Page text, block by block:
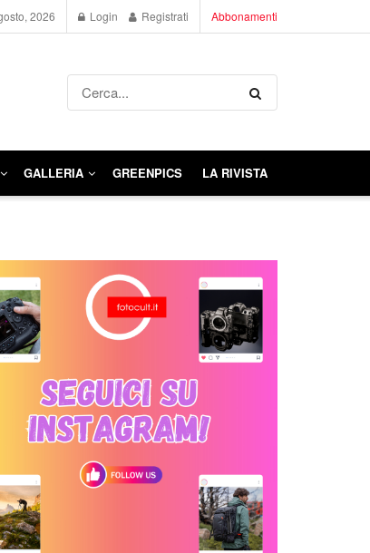
2026 Login Registrati Abbonamenti
GALLERIA GREENPICS LA RIVISTA